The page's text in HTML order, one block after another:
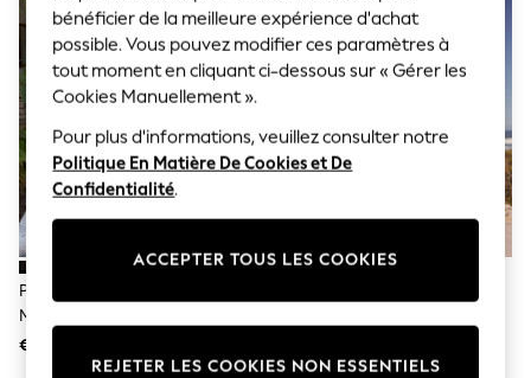
T-Shirts & Vests
Sunglasses
Men's Holiday Shop
All Swimwear
Bags & Luggage
Footwear
Hats
Linen Collection
Polo Shirts
Sandals & Flipflops
Shirts
T-Shirts
Palmier Noir - Chemise Brodée À
Manches Longues Never Fully
Dressed
€ 69
bénéficier de la meilleure expérience d'achat
possible. Vous pouvez modifier ces paramètres à
tout moment en cliquant ci-dessous sur « Gérer les
Cookies Manuellement ».
Pour plus d'informations, veuillez consulter notre
Politique En Matière De Cookies et De
Confidentialité.
ACCEPTER TOUS LES COOKIES
REJETER LES COOKIES NON ESSENTIELS